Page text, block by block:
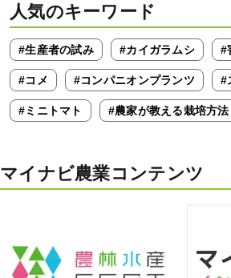
人気のキーワード
#生産者の試み #カイガラムシ #
#コメ #コンパニオンプランツ #
#ミニトマト #農家が教える栽培方法
マイナビ農業コンテンツ